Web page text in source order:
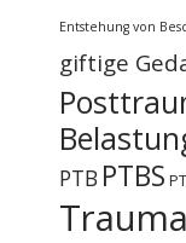
Entstehung von
giftige
PTB PTBS
Trauma